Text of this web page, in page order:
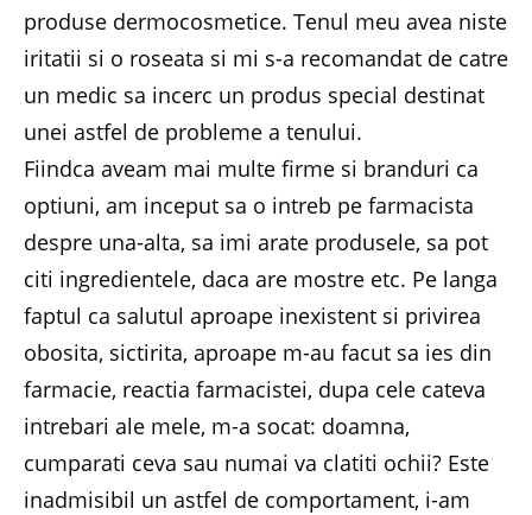
produse dermocosmetice. Tenul meu avea niste
iritatii si o roseata si mi s-a recomandat de catre
un medic sa incerc un produs special destinat
unei astfel de probleme a tenului.
Fiindca aveam mai multe firme si branduri ca
optiuni, am inceput sa o intreb pe farmacista
despre una-alta, sa imi arate produsele, sa pot
citi ingredientele, daca are mostre etc. Pe langa
faptul ca salutul aproape inexistent si privirea
obosita, sictirita, aproape m-au facut sa ies din
farmacie, reactia farmacistei, dupa cele cateva
intrebari ale mele, m-a socat: doamna,
cumparati ceva sau numai va clatiti ochii? Este
inadmisibil un astfel de comportament, i-am